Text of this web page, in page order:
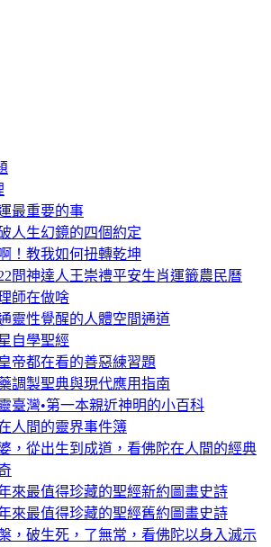
最重要的事
人生幻鏡的四個約定
！教我如何扭轉乾坤
問神達人王崇禮平安生肖運籤農民曆
師在做啥
靈性覺醒的人體空間通道
自學聖經
帝都在看的善惡練習題
調製聖典與現代應用指南
臺灣•第一本親近神明的小百科
人間的靈界事件簿
，從出生到成道，看佛陀在人間的經典
來最值得珍藏的聖經新約圖畫史詩
來最值得珍藏的聖經舊約圖畫史詩
，破生死，了無常，看佛陀以身入滅示